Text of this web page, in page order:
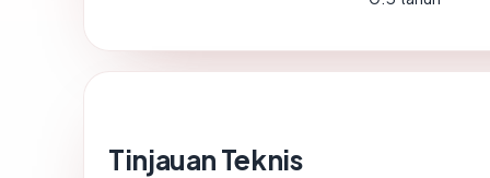
Tinjauan Teknis